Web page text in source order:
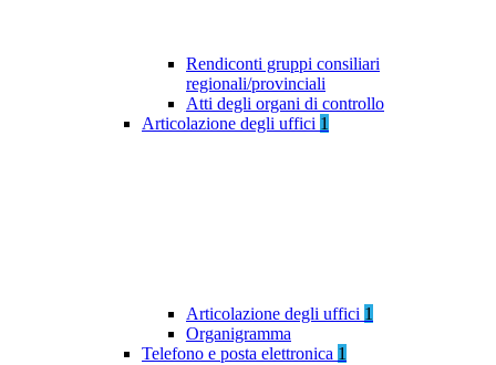
Rendiconti gruppi consiliari
regionali/provinciali
Atti degli organi di controllo
Articolazione degli uffici 1
Articolazione degli uffici 1
Organigramma
Telefono e posta elettronica 1